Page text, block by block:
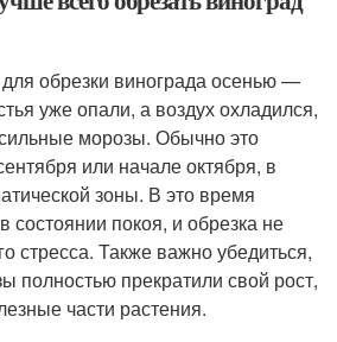
обрезки винограда осенью —
уже опали, а воздух охладился,
морозы. Обычно это
или начале октября, в
зоны. В это время
состоянии покоя, и обрезка не
стресса. Также важно убедиться,
полностью прекратили свой рост,
части растения.